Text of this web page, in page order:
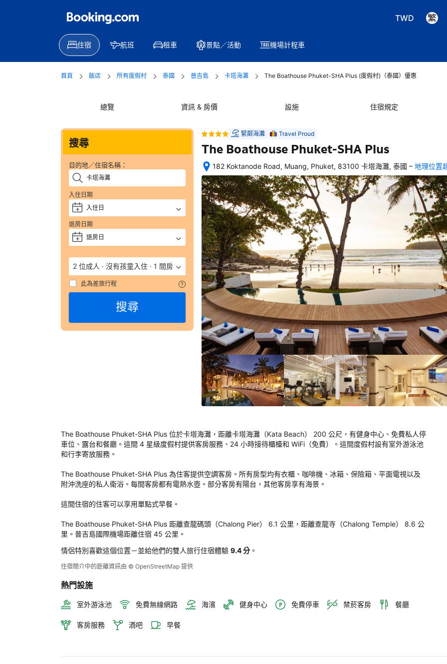
TWD
住宿 航班 租車 景點／活動 機場計程車
首頁 飯店 所有度假村 泰國 普吉島 卡塔海灘 The Boathouse Phuket-SHA Plus (度假村)（泰國）優惠
總覽 資訊 & 房價 設施 住宿規定
搜尋
目的地／住宿名稱：
入住日期
+ 入住日
退房日期
+ 退房日
2 位成人 · 沒有孩童入住 · 1 間房
此為差旅行程
搜尋
緊鄰海灘 Travel Proud
The Boathouse Phuket-SHA Plus
182 Koktanode Road, Muang, Phuket, 83100 卡塔海灘, 泰國
位
置
絕
佳
—
獲
評
9.5/10！
（分
數
彙
整
174
則
評
語）
由
顧
客
於
實
住
The
Boathouse
SHA
Plus
後
– 地理位置
The Boathouse Phuket-SHA Plus 位於卡塔海灘，距離卡塔海灘（Kata Beach） 200 公尺，有健身中心、免費私人停
車位、露台和餐廳。這間 4 星級度假村提供客房服務、24 小時接待櫃檯和 WiFi（免費）。這間度假村設有室外游泳池
和行李寄放服務。
The Boathouse Phuket-SHA Plus 為住客提供空調客房。所有房型均有衣櫃、咖啡機、冰箱、保險箱、平面電視以及
附沖洗座的私人衛浴。每間客房都有電熱水壺。部分客房有陽台，其他客房享有海景。
這間住宿的住客可以享用單點式早餐。
The Boathouse Phuket-SHA Plus 距離查龍碼頭（Chalong Pier） 6.1 公里，距離查龍寺（Chalong Temple） 8.6 公
里。普吉島國際機場距離住宿 45 公里。
情侶特別喜歡這個位置－並給他們的雙人旅行住宿體驗 9.4 分 。
住宿簡介中的距離資訊由 © OpenStreetMap 提供
熱門設施
室外游泳池 免費無線網路 海濱 健身中心 免費停車 禁菸客房 餐廳
客房服務 酒吧 早餐